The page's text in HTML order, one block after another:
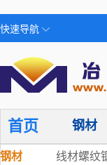
快速导航
首页 钢材
钢材 线材螺纹